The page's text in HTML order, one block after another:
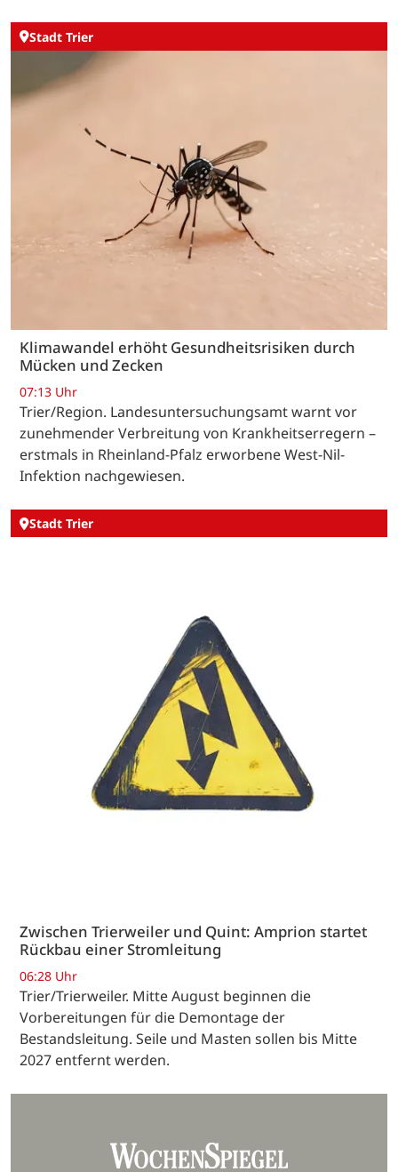
Stadt Trier
Klimawandel erhöht Gesundheitsrisiken durch
Mücken und Zecken
07:13 Uhr
Trier/Region. Landesuntersuchungsamt warnt vor
zunehmender Verbreitung von Krankheitserregern –
erstmals in Rheinland-Pfalz erworbene West-Nil-
Infektion nachgewiesen.
Stadt Trier
Zwischen Trierweiler und Quint: Amprion startet
Rückbau einer Stromleitung
06:28 Uhr
Trier/Trierweiler. Mitte August beginnen die
Vorbereitungen für die Demontage der
Bestandsleitung. Seile und Masten sollen bis Mitte
2027 entfernt werden.